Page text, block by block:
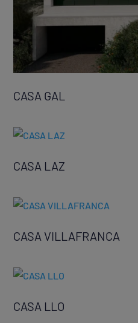
CASA GAL
CASA LAZ
CASA VILLAFRANCA
CASA LLO